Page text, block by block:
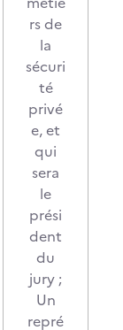
rs de
la
sécuri
té
privé
e, et
qui
sera
le
prési
dent
du
jury ;
Un
repré